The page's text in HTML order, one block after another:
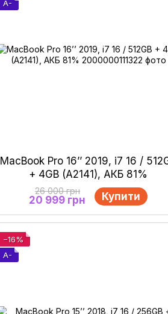
A-
MacBook Pro 16’’ 2019, i7 16 /
+ 4GB (A2141), АКБ 81%
26 000 грн
20 999 грн Купити
−16%
A-